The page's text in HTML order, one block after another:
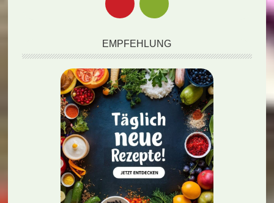
EMPFEHLUNG